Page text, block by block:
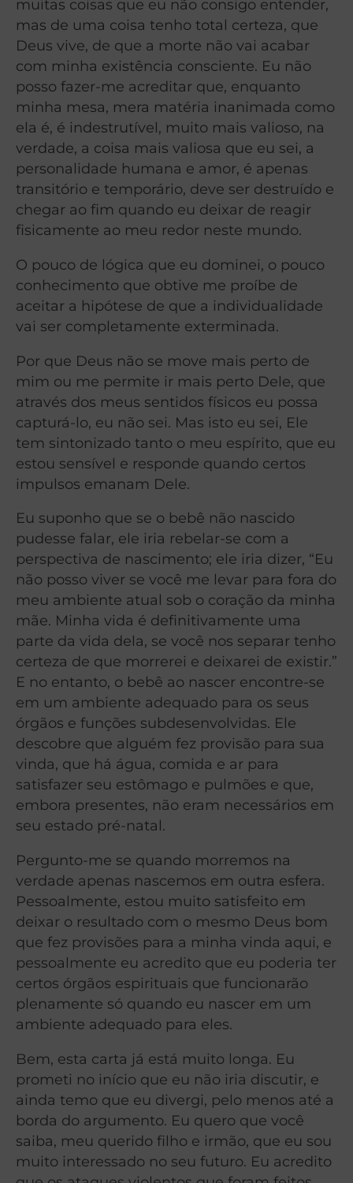
muitas coisas que eu não consigo entender,
mas de uma coisa tenho total certeza, que
Deus vive, de que a morte não vai acabar
com minha existência consciente. Eu não
posso fazer-me acreditar que, enquanto
minha mesa, mera matéria inanimada como
ela é, é indestrutível, muito mais valioso, na
verdade, a coisa mais valiosa que eu sei, a
personalidade humana e amor, é apenas
transitório e temporário, deve ser destruído e
chegar ao fim quando eu deixar de reagir
fisicamente ao meu redor neste mundo.
O pouco de lógica que eu dominei, o pouco
conhecimento que obtive me proíbe de
aceitar a hipótese de que a individualidade
vai ser completamente exterminada.
Por que Deus não se move mais perto de
mim ou me permite ir mais perto Dele, que
através dos meus sentidos físicos eu possa
capturá-lo, eu não sei. Mas isto eu sei, Ele
tem sintonizado tanto o meu espírito, que eu
estou sensível e responde quando certos
impulsos emanam Dele.
Eu suponho que se o bebê não nascido
pudesse falar, ele iria rebelar-se com a
perspectiva de nascimento; ele iria dizer, “Eu
não posso viver se você me levar para fora do
meu ambiente atual sob o coração da minha
mãe. Minha vida é definitivamente uma
parte da vida dela, se você nos separar tenho
certeza de que morrerei e deixarei de existir.”
E no entanto, o bebê ao nascer encontre-se
em um ambiente adequado para os seus
órgãos e funções subdesenvolvidas. Ele
descobre que alguém fez provisão para sua
vinda, que há água, comida e ar para
satisfazer seu estômago e pulmões e que,
embora presentes, não eram necessários em
seu estado pré-natal.
Pergunto-me se quando morremos na
verdade apenas nascemos em outra esfera.
Pessoalmente, estou muito satisfeito em
deixar o resultado com o mesmo Deus bom
que fez provisões para a minha vinda aqui, e
pessoalmente eu acredito que eu poderia ter
certos órgãos espirituais que funcionarão
plenamente só quando eu nascer em um
ambiente adequado para eles.
Bem, esta carta já está muito longa. Eu
prometi no início que eu não iria discutir, e
ainda temo que eu divergi, pelo menos até a
borda do argumento. Eu quero que você
saiba, meu querido filho e irmão, que eu sou
muito interessado no seu futuro. Eu acredito